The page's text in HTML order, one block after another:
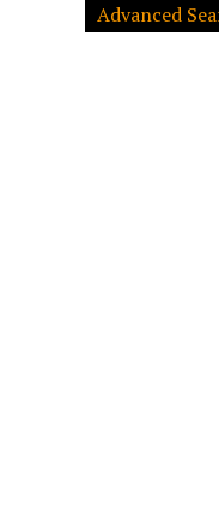
Advanced